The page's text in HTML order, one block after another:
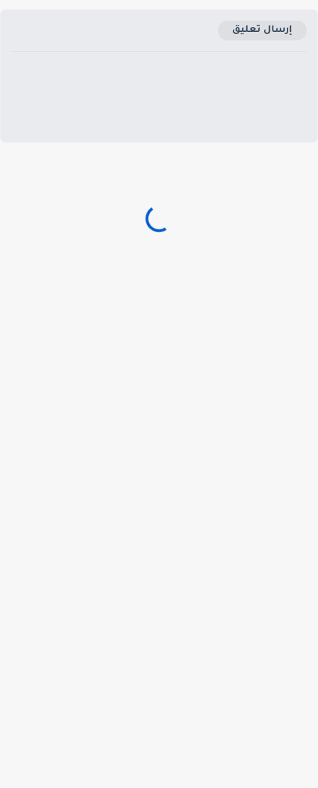
إرسال تعليق